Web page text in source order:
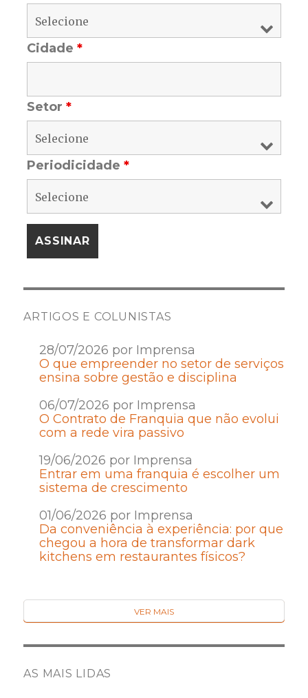
Cidade*
Setor*
Periodicidade*
ARTIGOS E COLUNISTAS
28/07/2026 por Imprensa
O que empreender no setor de serviços
ensina sobre gestão e disciplina
06/07/2026 por Imprensa
O Contrato de Franquia que não evolui
com a rede vira passivo
19/06/2026 por Imprensa
Entrar em uma franquia é escolher um
sistema de crescimento
01/06/2026 por Imprensa
Da conveniência à experiência: por que
chegou a hora de transformar dark
kitchens em restaurantes físicos?
VER MAIS
AS MAIS LIDAS